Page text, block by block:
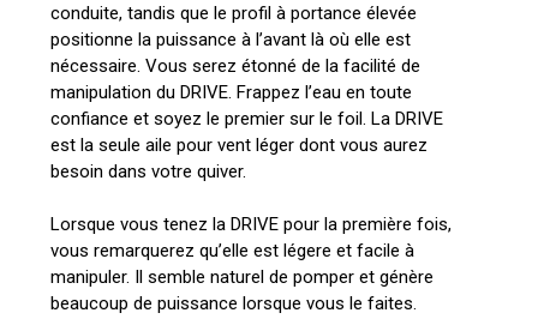
conduite, tandis que le profil à portance élevée
positionne la puissance à l’avant là où elle est
nécessaire. Vous serez étonné de la facilité de
manipulation du DRIVE. Frappez l’eau en toute
confiance et soyez le premier sur le foil. La DRIVE
est la seule aile pour vent léger dont vous aurez
besoin dans votre quiver.
Lorsque vous tenez la DRIVE pour la première fois,
vous remarquerez qu’elle est légere et facile à
manipuler. Il semble naturel de pomper et génère
beaucoup de puissance lorsque vous le faites.